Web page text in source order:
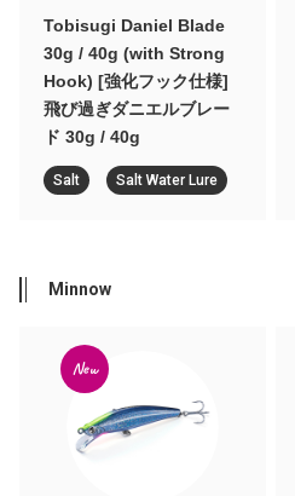
Tobisugi Daniel Blade
30g / 40g (with Strong
Hook) [強化フック仕様]
飛び過ぎダニエルブレー
ド 30g / 40g
Salt Salt Water Lure
Minnow
New